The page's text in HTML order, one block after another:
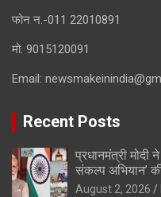
फोन न.-011 22010891
मो. 9015120091
Email:
Recent Posts
प्रधानमंत्री मोदी
संकल्प अभियान’
August 2, 2026